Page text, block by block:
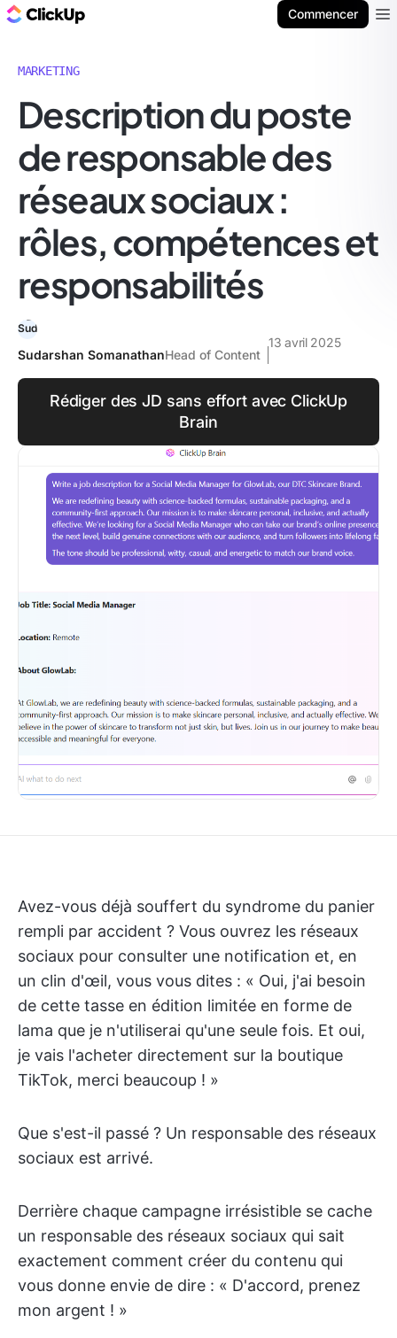
Commencer
MARKETING
Description du poste
de responsable des
réseaux sociaux :
rôles, compétences et
responsabilités
Sudarshan SomanathanHead of Content
13 avril 2025
Rédiger des JD sans effort avec ClickUp
Brain
Avez-vous déjà souffert du syndrome du panier
rempli par accident ? Vous ouvrez les réseaux
sociaux pour consulter une notification et, en
un clin d'œil, vous vous dites : « Oui, j'ai besoin
de cette tasse en édition limitée en forme de
lama que je n'utiliserai qu'une seule fois. Et oui,
je vais l'acheter directement sur la boutique
TikTok, merci beaucoup ! »
Que s'est-il passé ? Un responsable des réseaux
sociaux est arrivé.
Derrière chaque campagne irrésistible se cache
un responsable des réseaux sociaux qui sait
exactement comment créer du contenu qui
vous donne envie de dire : « D'accord, prenez
mon argent ! »